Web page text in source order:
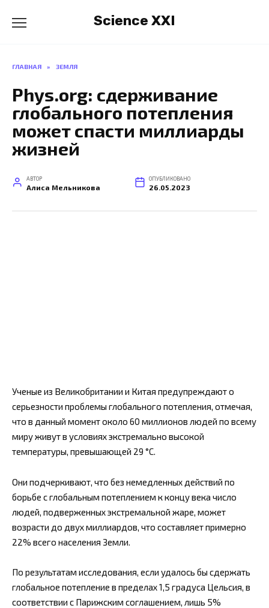
содержанию
Science XXI
ГЛАВНАЯ » ЗЕМЛЯ
Phys.org: сдерживание
глобального потепления
может спасти миллиарды
жизней
АВТОР
Алиса Мельникова
ОПУБЛИКОВАНО
26.05.2023
Ученые из Великобритании и Китая предупреждают о
серьезности проблемы глобального потепления, отмечая,
что в данный момент около 60 миллионов людей по всему
миру живут в условиях экстремально высокой
температуры, превышающей 29 °C.
Они подчеркивают, что без немедленных действий по
борьбе с глобальным потеплением к концу века число
людей, подверженных экстремальной жаре, может
возрасти до двух миллиардов, что составляет примерно
22% всего населения Земли.
По результатам исследования, если удалось бы сдержать
глобальное потепление в пределах 1,5 градуса Цельсия, в
соответствии с Парижским соглашением, лишь 5%